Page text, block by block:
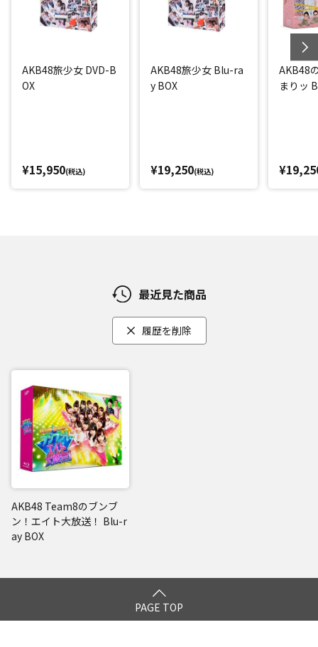
AKB48旅少女 DVD-B
OX
¥15,950(税込)
AKB48旅少女 Blu-ra
y BOX
¥19,250(税込)
AKB48
まりッ
最近見た商品
履歴を削除
AKB48 Team8のブンブ
ン！エイト大放送！ Blu-r
ay BOX
PAGE TOP